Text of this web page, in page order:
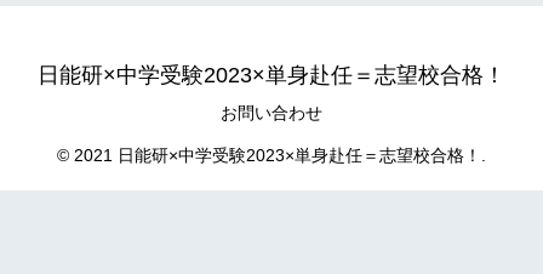
日能研×中学受験2023×単身赴任＝志望校合格！
お問い合わせ
© 2021 日能研×中学受験2023×単身赴任＝志望校合格！.